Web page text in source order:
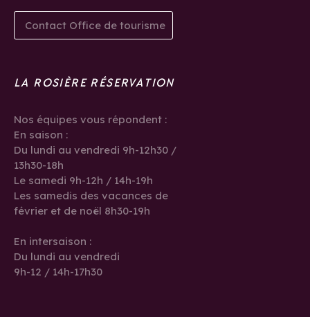
Contact Office de tourisme
LA ROSIÈRE RÉSERVATION
Nos équipes vous répondent :
En saison :
Du lundi au vendredi 9h-12h30 /
13h30-18h
Le samedi 9h-12h / 14h-19h
Les samedis des vacances de
février et de noël 8h30-19h
En intersaison :
Du lundi au vendredi
9h-12 / 14h-17h30